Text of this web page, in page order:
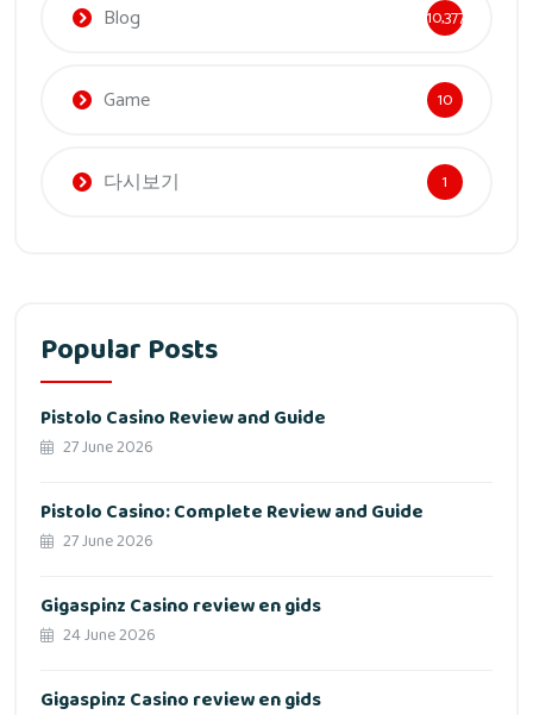
Blog 10,377
Game 10
다시보기 1
Popular Posts
Pistolo Casino Review and Guide
27 June 2026
Pistolo Casino: Complete Review and Guide
27 June 2026
Gigaspinz Casino review en gids
24 June 2026
Gigaspinz Casino review en gids